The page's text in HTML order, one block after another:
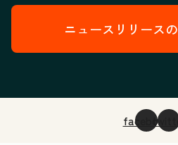
ニュースリリース
facebook